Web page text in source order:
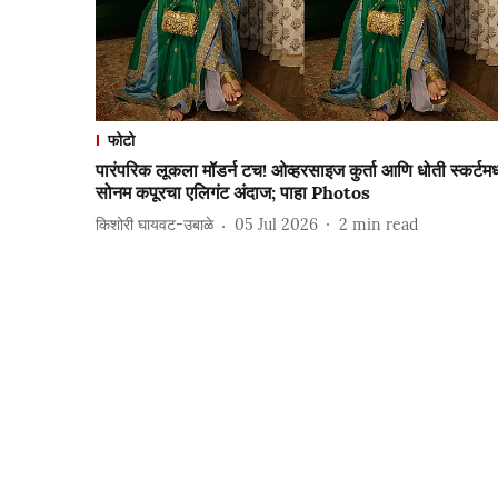
फोटो
पारंपरिक लूकला मॉडर्न टच! ओव्हरसाइज कुर्ता आणि धोती
सोनम कपूरचा एलिगंट अंदाज; पाहा Photos
किशोरी घायवट-उबाळे 05 Jul 2026 2 min read